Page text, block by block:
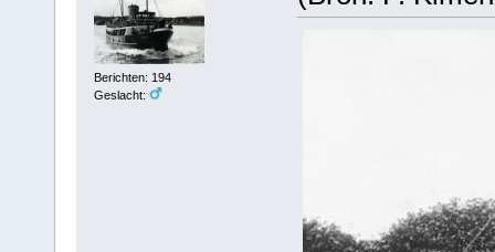
Berichten: 194
Geslacht: